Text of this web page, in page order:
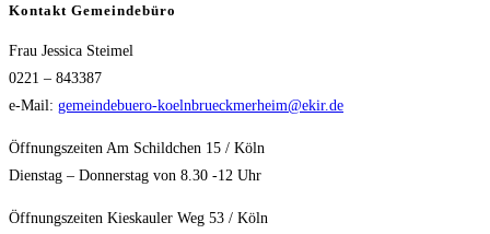
Kontakt Gemeindebüro
Frau Jessica Steimel
0221 – 843387
e-Mail: gemeindebuero-koelnbrueckmerheim@ekir.de
Öffnungszeiten Am Schildchen 15 / Köln
Dienstag – Donnerstag von 8.30 -12 Uhr
Öffnungszeiten Kieskauler Weg 53 / Köln